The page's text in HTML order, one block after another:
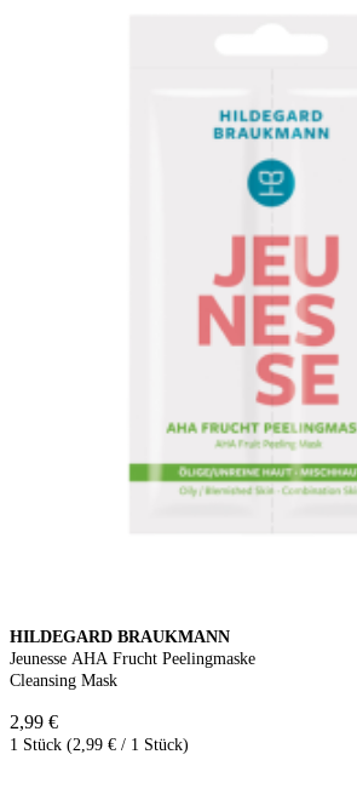
HILDEGARD BRAUKMANN
Jeunesse AHA Frucht Peelingmaske
Cleansing Mask
2,99 €
1 Stück (2,99 € / 1 Stück)